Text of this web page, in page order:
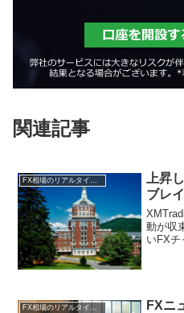
関連記事
上昇
ブレ
動が収
いFXチ
FX相場のリアルタイム情報
FXニ